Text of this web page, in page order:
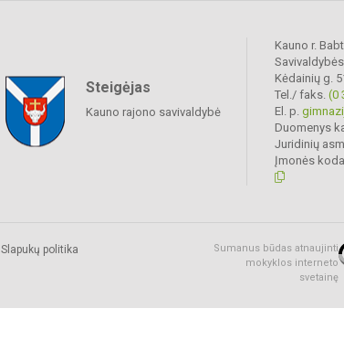
Steigėjas
Kauno rajono savivaldybė
Kauno r.
Kėdainių g.
Tel./ faks. (0
El. p.
Duomenys
Juridinių
Įmonės
Slapukų politika
Sumanus būdas atnaujinti
mokyklos interneto
svetainę